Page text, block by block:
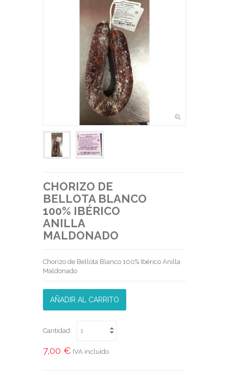
CHORIZO DE
BELLOTA BLANCO
100% IBÉRICO
ANILLA
MALDONADO
Chorizo de Bellota Blanco 100% Ibérico Anilla
Maldonado
AÑADIR AL CARRITO
Cantidad:
7,00 € IVA incluído